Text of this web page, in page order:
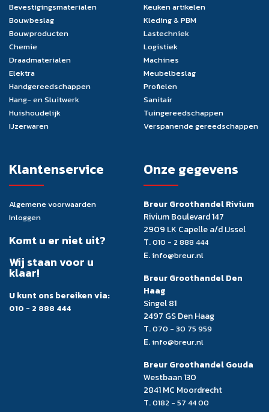
Bevestigingsmaterialen
Bouwbeslag
Bouwproducten
Chemie
Draadmaterialen
Elektra
Handgereedschappen
Hang- en Sluitwerk
Huishoudelijk
IJzerwaren
Keuken artikelen
Kleding & PBM
Lastechniek
Logistiek
Machines
Meubelbeslag
Profielen
Sanitair
Tuingereedschappen
Verspanende gereedschappen
Klantenservice
Algemene voorwaarden
Inloggen
Komt u er niet uit?
Wij staan voor u
klaar!
U kunt ons bereiken via:
010 - 2 888 444
Onze gegevens
Breur Groothandel Rivium
Rivium Boulevard 147
2909 LK Capelle a/d IJssel
T.010 - 2 888 444
E. info@breur.nl
Breur Groothandel Den
Haag
Singel 81
2497 GS Den Haag
T.070 - 30 75 959
E. info@breur.nl
Breur Groothandel Gouda
Westbaan 130
2841 MC Moordrecht
T.0182 - 57 44 00